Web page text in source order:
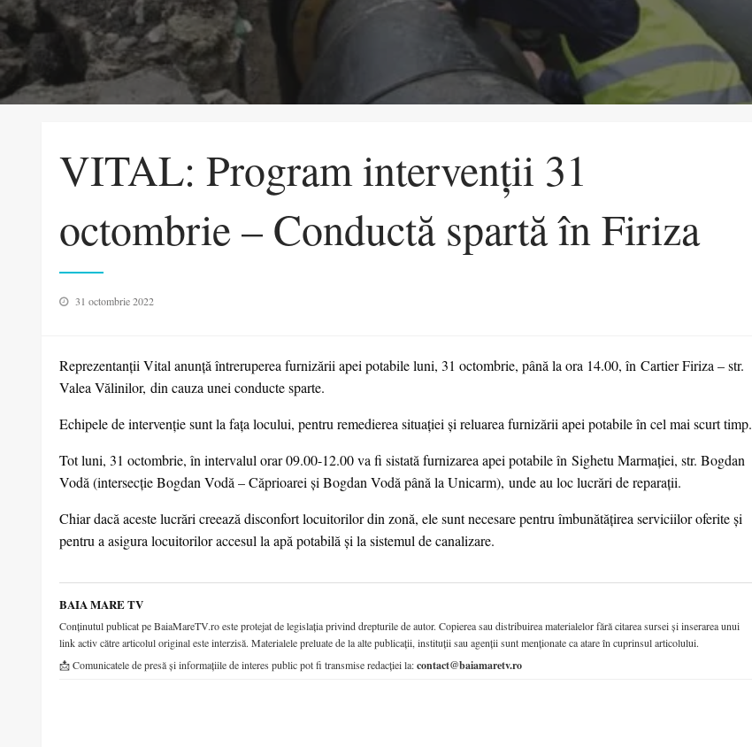
VITAL: Program intervenții 31
octombrie – Conductă spartă în Firiza
Posted
31 octombrie 2022
Reprezentanţii Vital anunţă întreruperea furnizării apei potabile luni, 31 octombrie, până la ora 14.00, în Cartier Firiza – str.
Valea Vălinilor, din cauza unei conducte sparte.
Echipele de intervenție sunt la fața locului, pentru remedierea situației și reluarea furnizării apei potabile în cel mai scurt timp.
Tot luni, 31 octombrie, în intervalul orar 09.00-12.00 va fi sistată furnizarea apei potabile în Sighetu Marmaţiei, str. Bogdan
Vodă (intersecție Bogdan Vodă – Căprioarei și Bogdan Vodă până la Unicarm), unde au loc lucrări de reparații.
Chiar dacă aceste lucrări creează disconfort locuitorilor din zonă, ele sunt necesare pentru îmbunătățirea serviciilor oferite și
pentru a asigura locuitorilor accesul la apă potabilă și la sistemul de canalizare.
BAIA MARE TV
Conținutul publicat pe BaiaMareTV.ro este protejat de legislația privind drepturile de autor. Copierea sau distribuirea materialelor fără citarea sursei și inserarea unui
link activ către articolul original este interzisă. Materialele preluate de la alte publicații, instituții sau agenții sunt menționate ca atare în cuprinsul articolului.
📩 Comunicatele de presă și informațiile de interes public pot fi transmise redacției la:contact@baiamaretv.ro